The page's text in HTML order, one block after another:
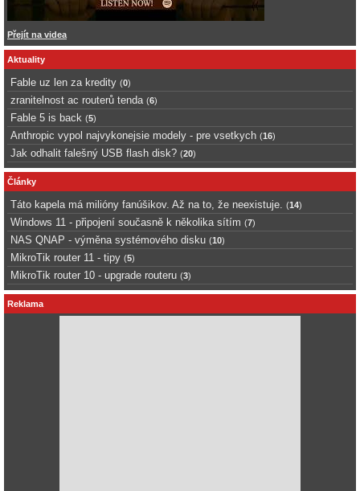
Přejít na videa
Aktuality
Fable uz len za kredity (0)
zranitelnost ac routerů tenda (6)
Fable 5 is back (5)
Anthropic vypol najvykonejsie modely - pre vsetkych (16)
Jak odhalit falešný USB flash disk? (20)
Články
Táto kapela má milióny fanúšikov. Až na to, že neexistuje. (14)
Windows 11 - připojení současně k několika sítím (7)
NAS QNAP - výměna systémového disku (10)
MikroTik router 11 - tipy (5)
MikroTik router 10 - upgrade routeru (3)
Reklama